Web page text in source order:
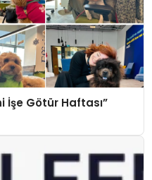
İşe Götür Haftası”